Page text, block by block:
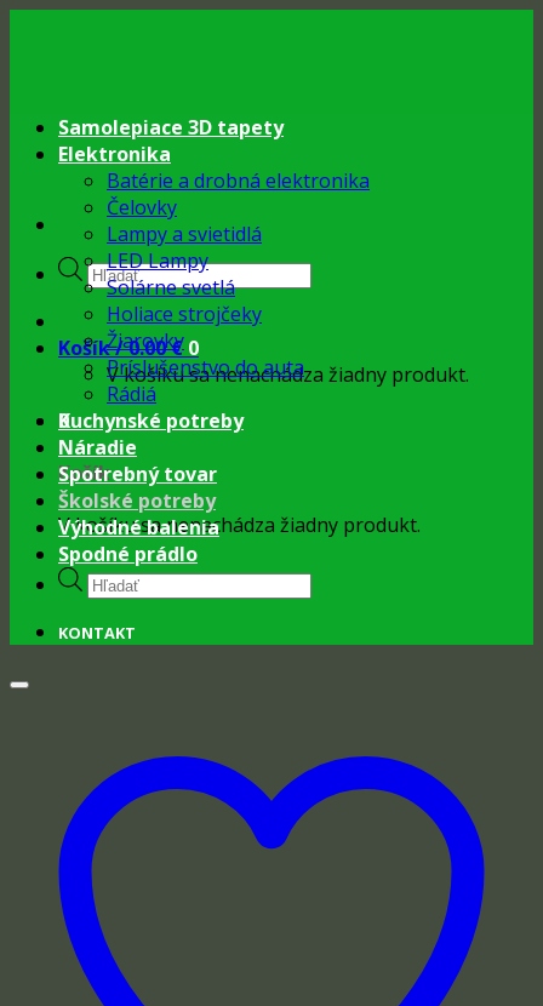
Products
search
Košík /0.00€ 0
V košíku sa nenachádza žiadny produkt.
0
Košík
V košíku sa nenachádza žiadny produkt.
Samolepiace 3D tapety
Elektronika
Batérie a drobná elektronika
Čelovky
Lampy a svietidlá
LED Lampy
Solárne svetlá
Holiace strojčeky
Žiarovky
Príslušenstvo do auta
Rádiá
Kuchynské potreby
Náradie
Spotrebný tovar
Školské potreby
Výhodné balenia
Spodné prádlo
Products
search
KONTAKT